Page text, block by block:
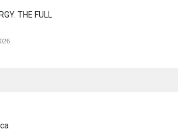
THE FULL
a